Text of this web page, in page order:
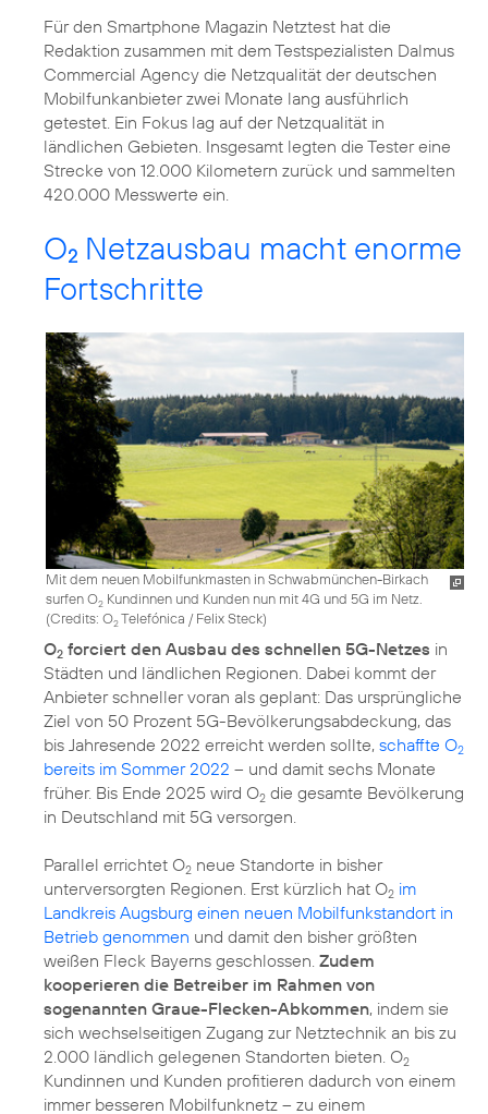
Für den Smartphone Magazin Netztest hat die
Redaktion zusammen mit dem Testspezialisten Dalmus
Commercial Agency die Netzqualität der deutschen
Mobilfunkanbieter zwei Monate lang ausführlich
getestet. Ein Fokus lag auf der Netzqualität in
ländlichen Gebieten. Insgesamt legten die Tester eine
Strecke von 12.000 Kilometern zurück und sammelten
420.000 Messwerte ein.
O2 Netzausbau macht enorme
Fortschritte
Mit dem neuen Mobilfunkmasten in Schwabmünchen-Birkach
surfen O2 Kundinnen und Kunden nun mit 4G und 5G im Netz.
(Credits: O2Telefónica / Felix Steck)
O2 forciert den Ausbau des schnellen 5G-Netzes in
Städten und ländlichen Regionen. Dabei kommt der
Anbieter schneller voran als geplant: Das ursprüngliche
Ziel von 50 Prozent 5G-Bevölkerungsabdeckung, das
bis Jahresende 2022 erreicht werden sollte, schaffte O2
bereits im Sommer 2022 – und damit sechs Monate
früher. Bis Ende 2025 wird O2 die gesamte Bevölkerung
in Deutschland mit 5G versorgen.
Parallel errichtet O2 neue Standorte in bisher
unterversorgten Regionen. Erst kürzlich hat O2 im
Landkreis Augsburg einen neuen Mobilfunkstandort in
Betrieb genommen und damit den bisher größten
weißen Fleck Bayerns geschlossen. Zudem
kooperieren die Betreiber im Rahmen von
sogenannten Graue-Flecken-Abkommen, indem sie
sich wechselseitigen Zugang zur Netztechnik an bis zu
2.000 ländlich gelegenen Standorten bieten. O2
Kundinnen und Kunden profitieren dadurch von einem
immer besseren Mobilfunknetz – zu einem